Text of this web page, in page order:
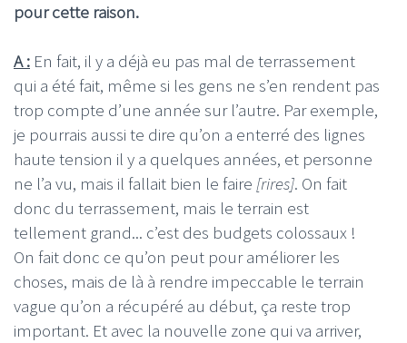
pour cette raison.
A : En fait, il y a déjà eu pas mal de terrassement
qui a été fait, même si les gens ne s’en rendent pas
trop compte d’une année sur l’autre. Par exemple,
je pourrais aussi te dire qu’on a enterré des lignes
haute tension il y a quelques années, et personne
ne l’a vu, mais il fallait bien le faire [rires]. On fait
donc du terrassement, mais le terrain est
tellement grand... c’est des budgets colossaux !
On fait donc ce qu’on peut pour améliorer les
choses, mais de là à rendre impeccable le terrain
vague qu’on a récupéré au début, ça reste trop
important. Et avec la nouvelle zone qui va arriver,